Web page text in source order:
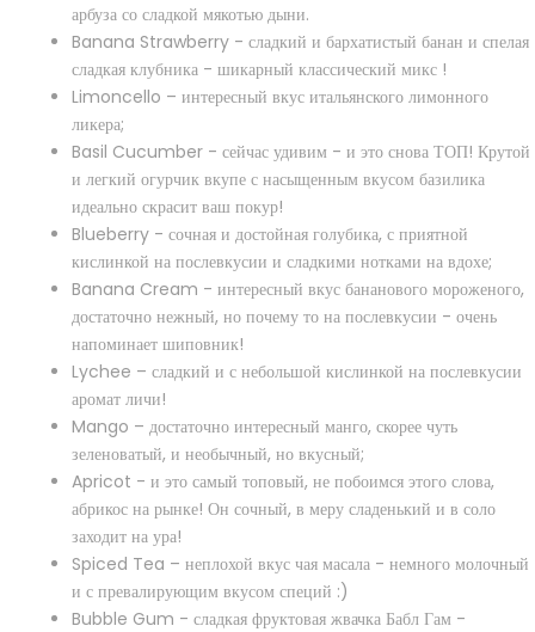
Табак Sebero - Banana (200g)
520 грн.
Табак Sebero Banana (Банан) - Интересная интерпретация
спелого банана, выросшего под знойным тропиче..
Купить
арбуза со сладкой мякотью дыни.
Banana Strawberry - сладкий и бархатистый банан и спелая
сладкая клубника - шикарный классический микс !
Limoncello – интересный вкус итальянского лимонного
ликера;
Basil Cucumber - сейчас удивим - и это снова ТОП! Крутой
и легкий огурчик вкупе с насыщенным вкусом базилика
идеально скрасит ваш покур!
Blueberry - сочная и достойная голубика, с приятной
кислинкой на послевкусии и сладкими нотками на вдохе;
Banana Cream - интересный вкус бананового мороженого,
достаточно нежный, но почему то на послевкусии - очень
напоминает шиповник!
Lychee – сладкий и с небольшой кислинкой на послевкусии
аромат личи!
Mango – достаточно интересный манго, скорее чуть
зеленоватый, и необычный, но вкусный;
Apricot - и это самый топовый, не побоимся этого слова,
абрикос на рынке! Он сочный, в меру сладенький и в соло
заходит на ура!
Spiced Tea – неплохой вкус чая масала - немного молочный
и с превалирующим вкусом специй :)
Bubble Gum - сладкая фруктовая жвачка Бабл Гам -